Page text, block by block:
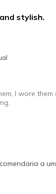
true to size
stylish.
I wore them
a